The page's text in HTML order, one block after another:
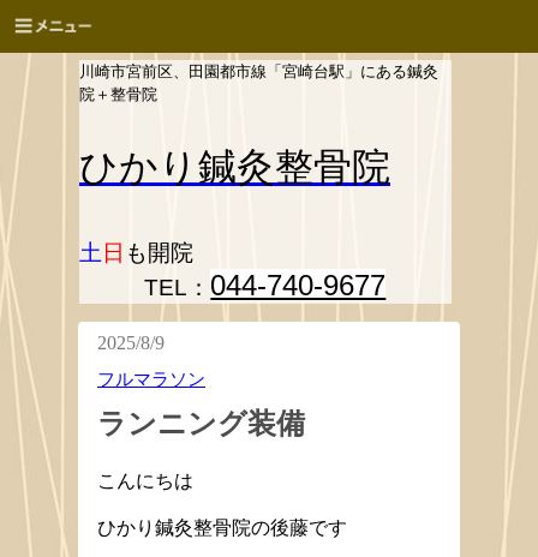
川崎市宮前区、田園都市線「宮崎台駅」にある鍼灸
院＋整骨院
ひかり 鍼灸整骨院
土 日 も開院
TEL： 044-740-9677
2025/8/9
フルマラソン
ランニング装備
こんにちは
ひかり鍼灸整骨院の後藤です